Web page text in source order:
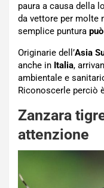
paura a causa della
da vettore per molte
semplice puntura
Originarie dell’Asia
anche in Italia,
ambientale e
Riconoscerle perciò
Zanzara
attenzione